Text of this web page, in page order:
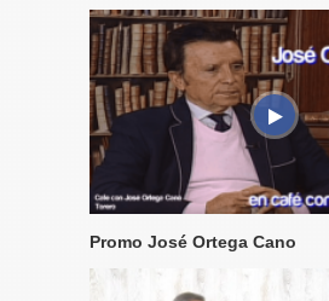
Promo José Ortega Cano